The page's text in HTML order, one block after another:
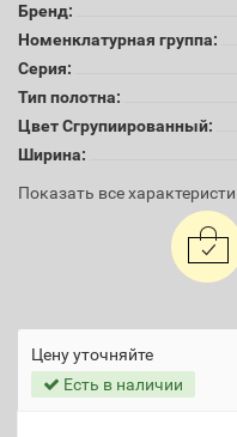
Бренд:
Номенклатурная группа:
Серия:
Тип полотна:
Цвет Сгрупиированный:
Ширина:
Показать все
Цену уточняйте
Есть в наличии